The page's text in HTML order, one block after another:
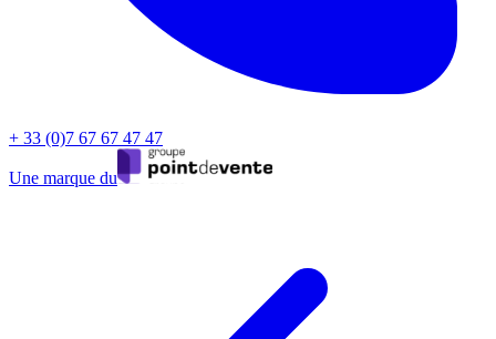
+ 33 (0)7 67 67 47 47
Une marque du